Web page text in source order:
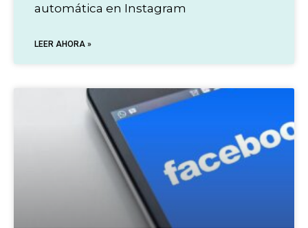
automática en Instagram
LEER AHORA »